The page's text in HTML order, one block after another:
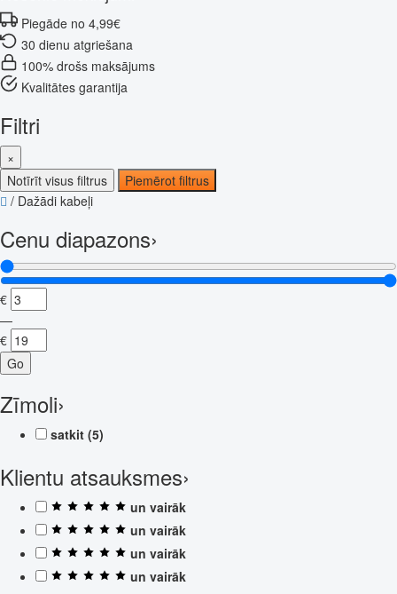
Piegāde no 4,99€
30 dienu atgriešana
100% drošs maksājums
Kvalitātes garantija
Filtri
×
Notīrīt visus filtrus
Piemērot filtrus
/ Dažādi kabeļi
Cenu diapazons›
€
—
€
Go
Zīmoli›
satkit (5)
Klientu atsauksmes›
un vairāk
un vairāk
un vairāk
un vairāk